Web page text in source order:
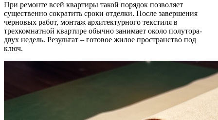
При ремонте всей квартиры такой порядок позволяет
существенно сократить сроки отделки. После завершения
черновых работ, монтаж архитектурного текстиля в
трехкомнатной квартире обычно занимает около полутора-
двух недель. Результат – готовое жилое пространство под
ключ.